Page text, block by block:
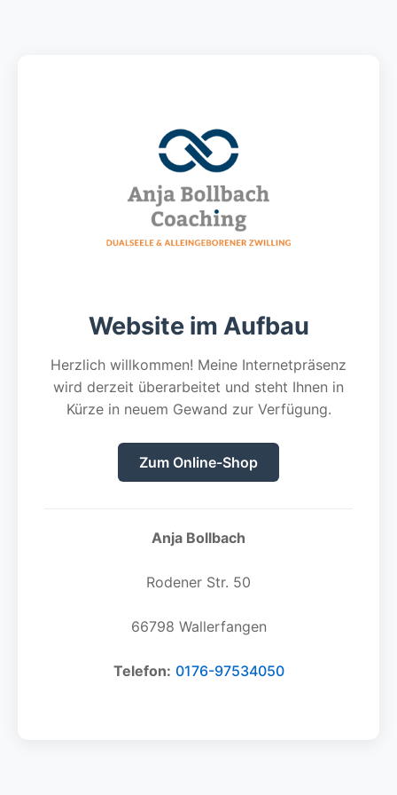
Website im Aufbau
Herzlich willkommen! Meine Internetpräsenz
wird derzeit überarbeitet und steht Ihnen in
Kürze in neuem Gewand zur Verfügung.
Zum Online-Shop
Anja Bollbach
Rodener Str. 50
66798 Wallerfangen
Telefon: 0176-97534050